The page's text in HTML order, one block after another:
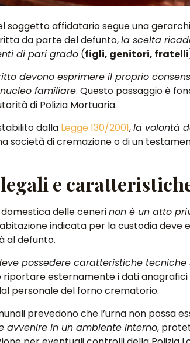
soggetto affidatario segue una
da parte del defunto,la scelta
di pari grado (figli, genitori, fratelli
devono esprimere il proprio
familiare. Questo passaggio è
di Polizia Mortuaria.
dalla Legge 130/2001,la volontà
società di cremazione o di un
e
domestica delle cenerinon è un atto
indicata per la custodia
al defunto.
possedere caratteristiche
esternamente i dati anagrafici
personale del forno crematorio.
prevedono che l’urna non possa
avvenire in un ambiente interno,